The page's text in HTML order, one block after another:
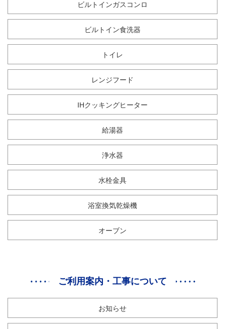
ビルトインガスコンロ
ビルトイン食洗器
トイレ
レンジフード
IHクッキングヒーター
給湯器
浄水器
水栓金具
浴室換気乾燥機
オーブン
ご利用案内・工事について
お知らせ